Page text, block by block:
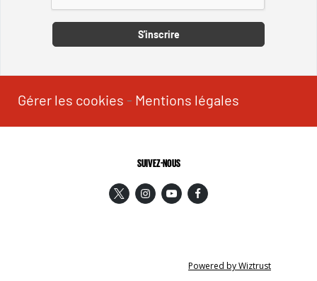
S'inscrire
Gérer les cookies - Mentions légales
SUIVEZ-NOUS
Powered by Wiztrust